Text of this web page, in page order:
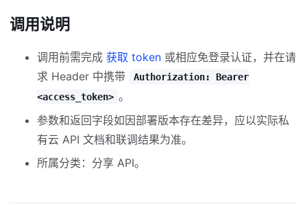
调用说明
调用前需完成 获取 token 或相应免登录认证，并在请
求 Header 中携带
Authorization: Bearer
<access_token> 。
参数和返回字段如因部署版本存在差异，应以实际私
有云 API 文档和联调结果为准。
所属分类：分享 API。